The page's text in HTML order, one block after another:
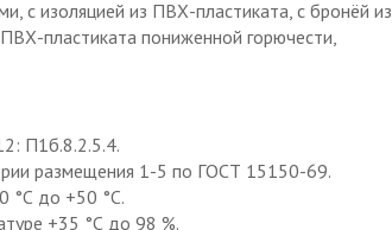
с изоляцией из ПВХ-пластиката, с бронёй из
пластиката пониженной горючести,
П1б.8.2.5.4.
размещения 1-5 по ГОСТ 15150-69.
°С до +50 °С.
+35 °С до 98 %.